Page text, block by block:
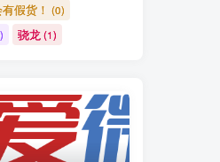
假货！ (0)
骁龙(1)